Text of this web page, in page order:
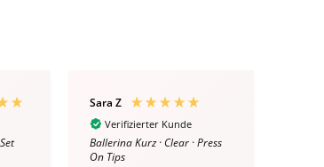
Sara Z
Verifizierter Kunde
Ballerina Kurz · Clear · Press
On Tips